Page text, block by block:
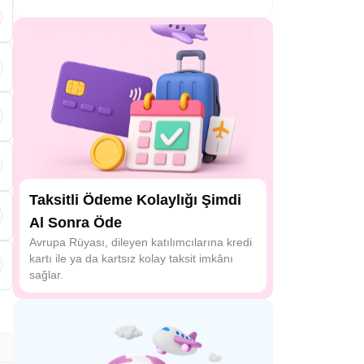
Taksitli Ödeme Kolaylığı Şimdi
Al Sonra Öde
Avrupa Rüyası, dileyen katılımcılarına kredi
kartı ile ya da kartsız kolay taksit imkânı
sağlar.